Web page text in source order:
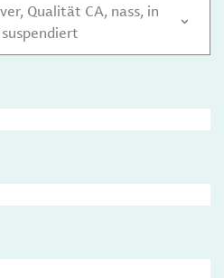
Qualität CA, nass, in